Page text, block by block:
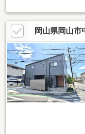
台分◇3LDKのお家◇リフ
給湯器・照明器具交換・
塗装・ 一部フロア重張
ーニング他《住宅ロー
中国銀行 全期間固定（
円※購入・借入には別途
利
岡山県岡山市